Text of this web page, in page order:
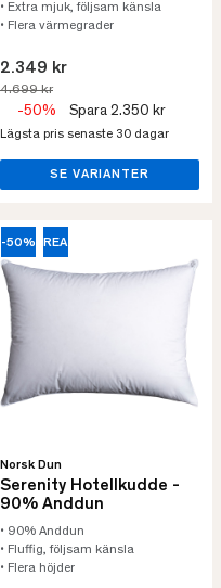
• Extra mjuk, följsam känsla
• Flera värmegrader
2.349 kr
4.699 kr
-50% Spara 2.350 kr
Lägsta pris senaste 30 dagar
SE VARIANTER
-50% REA
Norsk Dun
Serenity Hotellkudde -
90% Anddun
• 90% Anddun
• Fluffig, följsam känsla
• Flera höjder